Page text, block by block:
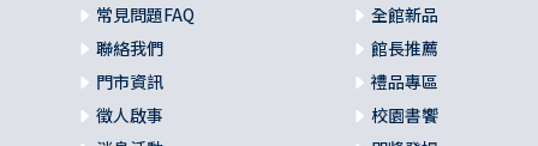
常見問題FAQ
聯絡我們
門市資訊
徵人啟事
全館新品
館長推薦
禮品專區
校園書饗